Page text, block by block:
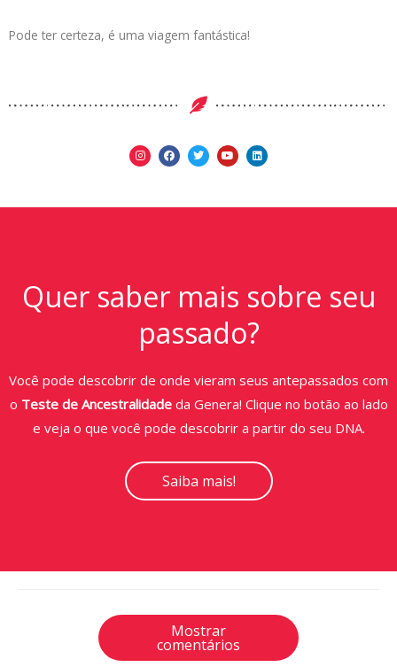
Pode ter certeza, é uma viagem fantástica!
Quer saber mais sobre seu
passado?
Você pode descobrir de onde vieram seus antepassados com
o Teste de Ancestralidadeda Genera! Clique no botão ao lado
e veja o que você pode descobrir a partir do seu DNA.
Saiba mais!
Mostrar
comentários